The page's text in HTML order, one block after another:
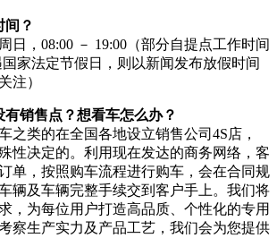
间？
日，08:00 － 19:00（部分自提点工作时间
国家法定节假日，则以新闻发布放假时间
注）
有销售点？想看车怎么办？
之类的在全国各地设立销售公司4S店，
性决定的。利用现在发达的商务网络，客
单，按照购车流程进行购车，会在合同规
辆及车辆完整手续交到客户手上。我们将
，为每位用户打造高品质、个性化的专用
察生产实力及产品工艺，我们会为您提供